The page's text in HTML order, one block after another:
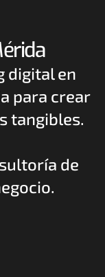
digital en
para crear
tangibles.
de